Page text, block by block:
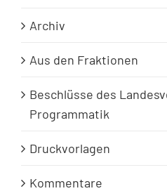
Archiv
Aus den Fraktionen
Beschlüsse des
Programmatik
Druckvorlagen
Kommentare